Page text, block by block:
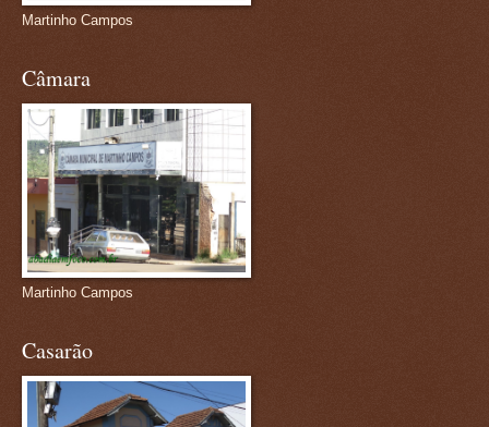
Martinho Campos
Câmara
Martinho Campos
Casarão